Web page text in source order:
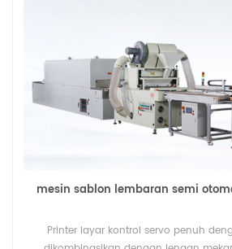
mesin sablon lembaran semi
Printer layar kontrol servo penuh